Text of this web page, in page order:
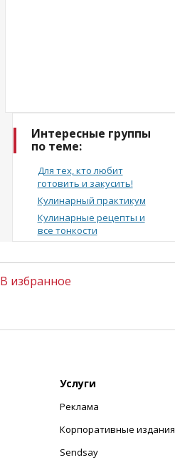
Интересные группы
по теме:
Для тех, кто любит
готовить и закусить!
Кулинарный практикум
Кулинарные рецепты и
все тонкости
В избранное
Услуги
Реклама
Корпоративные издания
Sendsay